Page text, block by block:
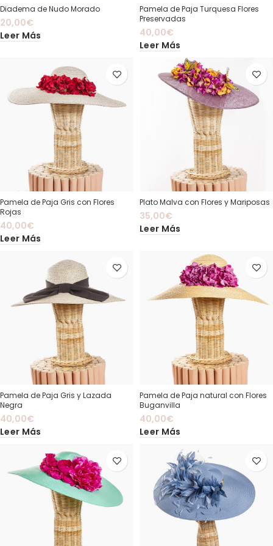
Diadema de Nudo Morado
20,00€
Leer Más
Pamela de Paja Turquesa Flores
Preservadas
40,00€
Leer Más
Pamela de Paja Gris con Flores
Rojas
40,00€
Leer Más
Plato Malva con Flores y Mariposas
35,00€
Leer Más
Pamela de Paja Gris y Lazada
Negra
40,00€
Leer Más
Pamela de Paja natural con Flores
Buganvilla
40,00€
Leer Más